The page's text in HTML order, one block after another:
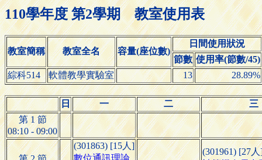
110學年度 第2學期 教室使用表
教室簡稱 教室全名 容量(座位數)
日間使用狀況
節數 使用率(節數/45)
綜科514
軟體教學實驗室 13 28.89%
日 一 二
三
第 1 節
08:10 - 09:00
(301863) [15人]
數位通訊理論
(301961) [27